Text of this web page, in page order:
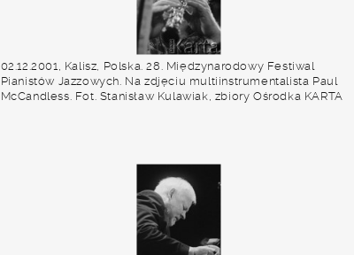
02.12.2001, Kalisz, Polska. 28. Międzynarodowy Festiwal
Pianistów Jazzowych. Na zdjęciu multiinstrumentalista Paul
McCandless. Fot. Stanisław Kulawiak, zbiory Ośrodka KARTA